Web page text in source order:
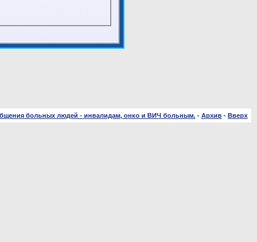
больных людей - инвалидам, онко и ВИЧ больным. - Архив - Вверх